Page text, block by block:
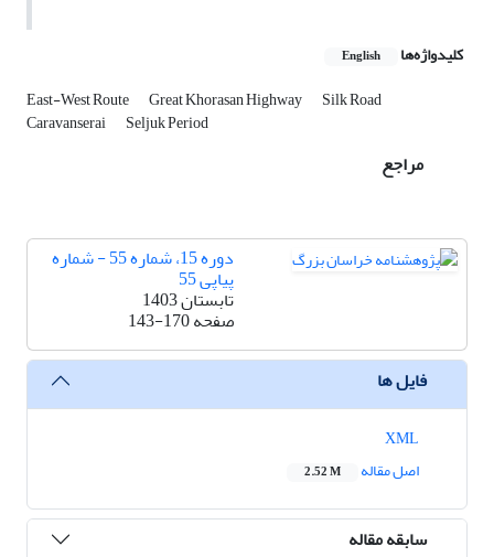
کلیدواژه‌ها English
East-West Route Great Khorasan Highway Silk Road
Caravanserai Seljuk Period
مراجع
دوره 15، شماره 55 - شماره
پیاپی 55
تابستان 1403
صفحه143-170
فایل ها
اصل مقاله
2.52 M
سابقه مقاله